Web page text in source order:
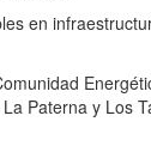
en
Paterna y